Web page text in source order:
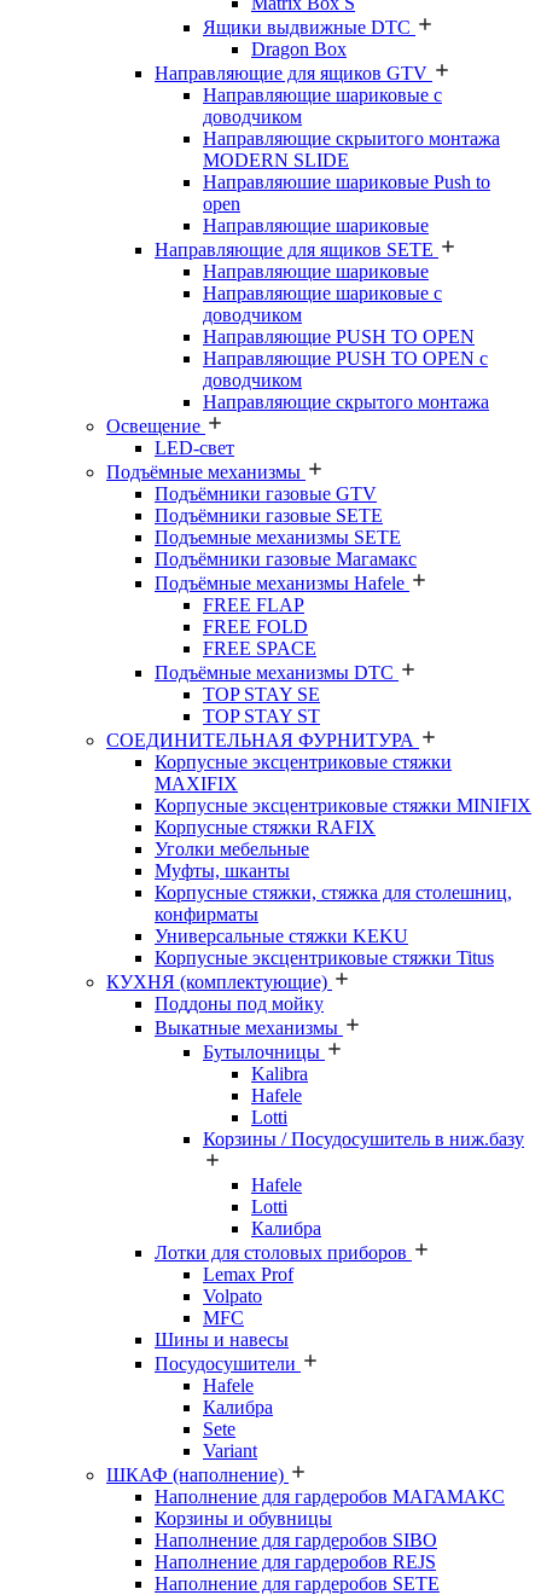
Ящики выдвижные DTC
Dragon Box
Направляющие для ящиков GTV
Направляющие шариковые с
доводчиком
Направляющие скрыитого монтажа
MODERN SLIDE
Направляюшие шариковые Push to
open
Направляющие шариковые
Направляющие для ящиков SETE
Направляющие шариковые
Направляющие шариковые с
доводчиком
Направляющие PUSH TO OPEN
Направляющие PUSH TO OPEN с
доводчиком
Направляющие скрытого монтажа
Освещение
LED-свет
Подъёмные механизмы
Подъёмники газовые GTV
Подъёмники газовые SETE
Подъемные механизмы SETE
Подъёмники газовые Магамакс
Подъёмные механизмы Hafele
FREE FLAP
FREE FOLD
FREE SPACE
Подъёмные механизмы DTC
TOP STAY SE
TOP STAY ST
СОЕДИНИТЕЛЬНАЯ ФУРНИТУРА
Корпусные эксцентриковые стяжки
MAXIFIX
Корпусные эксцентриковые стяжки MINIFIX
Корпусные стяжки RAFIX
Уголки мебельные
Муфты, шканты
Корпусные стяжки, стяжка для столешниц,
конфирматы
Универсальные стяжки KEKU
Корпусные эксцентриковые стяжки Titus
КУХНЯ (комплектующие)
Поддоны под мойку
Выкатные механизмы
Бутылочницы
Kalibra
Hafele
Lotti
Корзины / Посудосушитель в ниж.базу
Hafele
Lotti
Калибра
Лотки для столовых приборов
Lemax Prof
Volpato
MFC
Шины и навесы
Посудосушители
Hafele
Калибра
Sete
Variant
ШКАФ (наполнение)
Наполнение для гардеробов МАГАМАКС
Корзины и обувницы
Наполнение для гардеробов SIBO
Наполнение для гардеробов REJS
Наполнение для гардеробов SETE